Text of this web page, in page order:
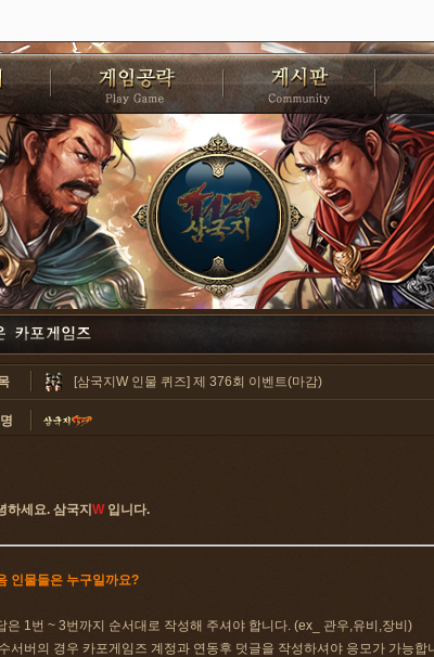
[삼국지W 인물 퀴즈] 제 376회 이벤트(마감)
하세요. 삼국지 W입니다.
인물들은 누구일까요?
은 1번 ~ 3번까지 순서대로 작성해 주셔야 합니다. (ex_ 관우,유비,장비)
서버의 경우 카포게임즈 계정과 연동후 덧글을 작성하셔야 응모가 가능합